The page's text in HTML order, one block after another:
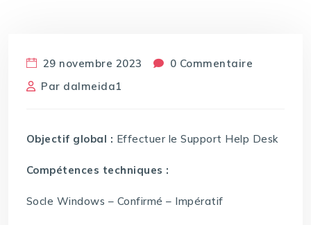
29 novembre 2023
0 Commentaire
Par dalmeida1
Objectif global : Effectuer le Support Help Desk
Compétences techniques :
Socle Windows – Confirmé – Impératif